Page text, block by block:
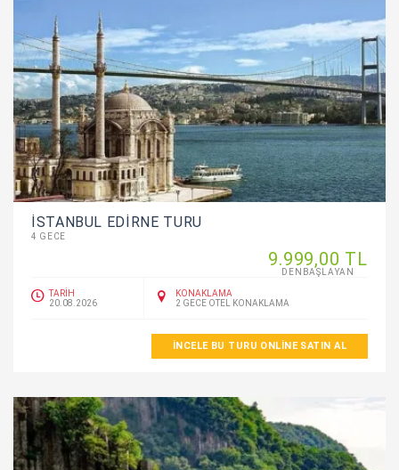
İSTANBUL EDİRNE TURU
4 GECE
9.999,00 TL
DENBAŞLAYAN
TARİH
20.08.2026
KONAKLAMA
2 GECE OTEL KONAKLAMA
İNCELE BU TURU ONLINE SATIN AL